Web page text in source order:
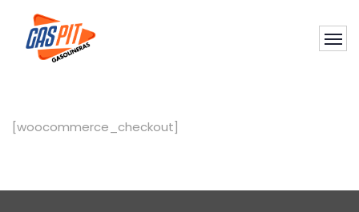
[woocommerce_checkout]